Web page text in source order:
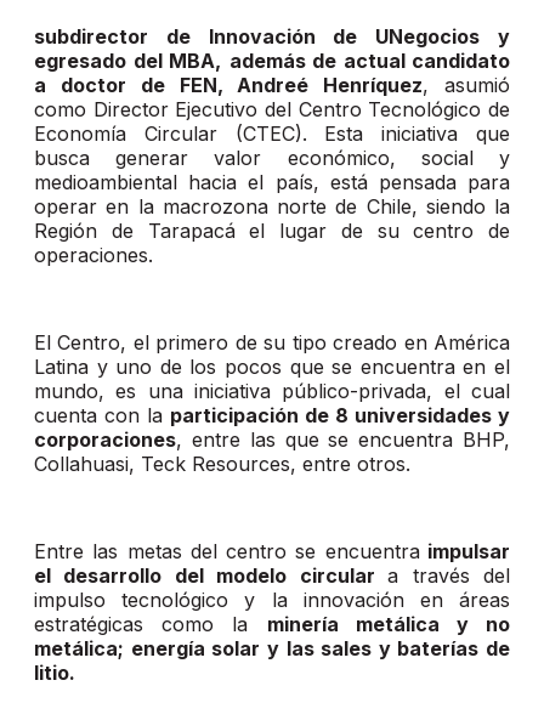
subdirector de Innovación de UNegocios y
egresado del MBA, además de actual candidato
a doctor de FEN, Andreé Henríquez, asumió
como Director Ejecutivo del Centro Tecnológico de
Economía Circular (CTEC). Esta iniciativa que
busca generar valor económico, social y
medioambiental hacia el país, está pensada para
operar en la macrozona norte de Chile, siendo la
Región de Tarapacá el lugar de su centro de
operaciones.
El Centro, el primero de su tipo creado en América
Latina y uno de los pocos que se encuentra en el
mundo, es una iniciativa público-privada, el cual
cuenta con la participación de 8 universidades y
corporaciones, entre las que se encuentra BHP,
Collahuasi, Teck Resources, entre otros.
Entre las metas del centro se encuentraimpulsar
el desarrollo del modelo circulara través del
impulso tecnológico y la innovación en áreas
estratégicas como la minería metálica y no
metálica; energía solar y las sales y baterías de
litio.